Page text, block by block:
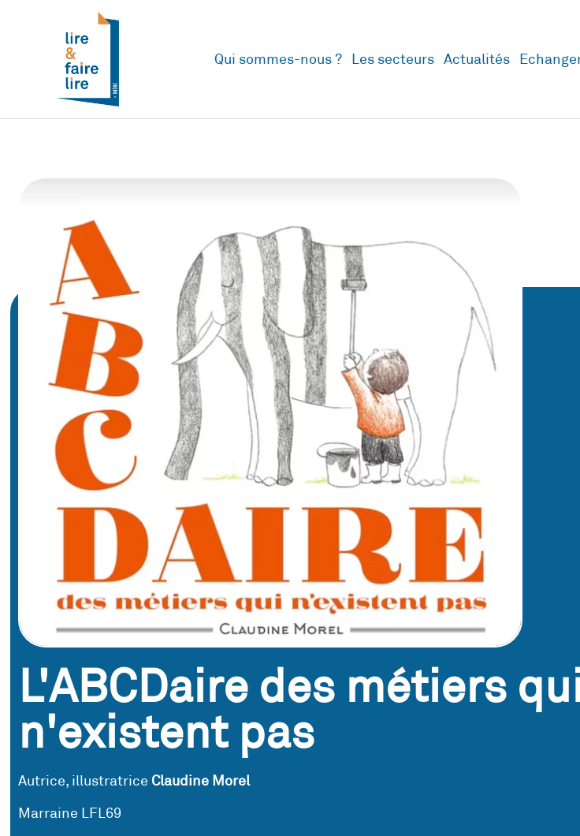
Qui sommes-nous ? Les secteurs Actualités
L'ABCDaire des métiers
n'existent pas
Autrice, illustratrice Claudine Morel
Marraine LFL69